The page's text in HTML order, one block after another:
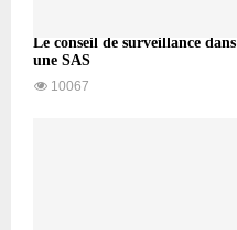
Le conseil de surveillance dans
une SAS
10067